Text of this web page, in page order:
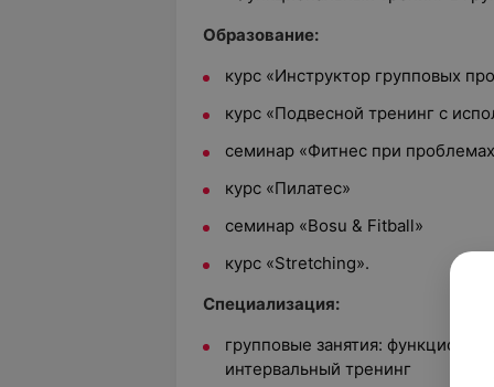
Образование:
курс «Инструктор групповых
курс «Подвесной тренинг с
семинар «Фитнес при
курс «Пилатес»
семинар «Bosu & Fitball»
курс «Stretching».
Специализация:
групповые занятия:
интервальный тренинг